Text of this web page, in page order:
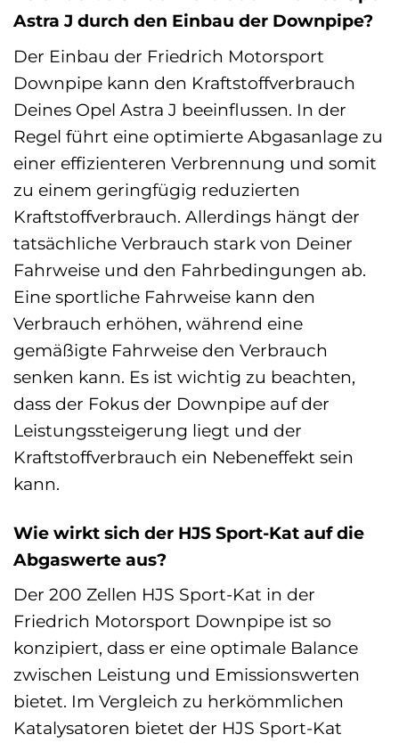
Astra J durch den Einbau der Downpipe?
Der Einbau der Friedrich Motorsport
Downpipe kann den Kraftstoffverbrauch
Deines Opel Astra J beeinflussen. In der
Regel führt eine optimierte Abgasanlage zu
einer effizienteren Verbrennung und somit
zu einem geringfügig reduzierten
Kraftstoffverbrauch. Allerdings hängt der
tatsächliche Verbrauch stark von Deiner
Fahrweise und den Fahrbedingungen ab.
Eine sportliche Fahrweise kann den
Verbrauch erhöhen, während eine
gemäßigte Fahrweise den Verbrauch
senken kann. Es ist wichtig zu beachten,
dass der Fokus der Downpipe auf der
Leistungssteigerung liegt und der
Kraftstoffverbrauch ein Nebeneffekt sein
kann.
Wie wirkt sich der HJS Sport-Kat auf die
Abgaswerte aus?
Der 200 Zellen HJS Sport-Kat in der
Friedrich Motorsport Downpipe ist so
konzipiert, dass er eine optimale Balance
zwischen Leistung und Emissionswerten
bietet. Im Vergleich zu herkömmlichen
Katalysatoren bietet der HJS Sport-Kat